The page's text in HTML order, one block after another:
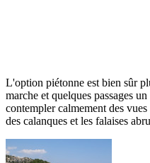
L'option piétonne est bien sûr
marche et quelques passages
contempler calmement des
des calanques et les falaises